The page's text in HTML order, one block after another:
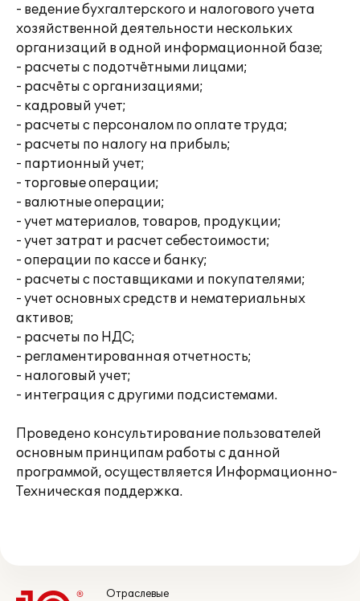
- ведение бухгалтерского и налогового учета
хозяйственной деятельности нескольких
организаций в одной информационной базе;
- расчеты с подотчётными лицами;
- расчёты с организациями;
- кадровый учет;
- расчеты с персоналом по оплате труда;
- расчеты по налогу на прибыль;
- партионный учет;
- торговые операции;
- валютные операции;
- учет материалов, товаров, продукции;
- учет затрат и расчет себестоимости;
- операции по кассе и банку;
- расчеты с поставщиками и покупателями;
- учет основных средств и нематериальных
активов;
- расчеты по НДС;
- регламентированная отчетность;
- налоговый учет;
- интеграция с другими подсистемами.
Проведено консультирование пользователей
основным принципам работы с данной
программой, осуществляется Информационно-
Техническая поддержка.
Отраслевые